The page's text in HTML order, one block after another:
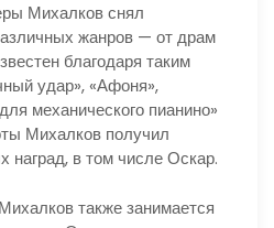
Михалков снял
жанров — от драм
благодаря таким
удар», «Афоня»,
механического пианино»
Михалков получил
наград, в том числе Оскар.
также занимается